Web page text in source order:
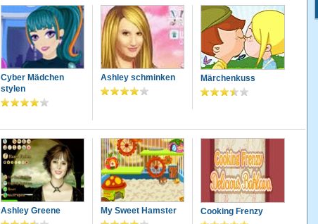
Cyber Mädchen
stylen
Ashley schminken Märchenkuss
Ashley Greene My Sweet Hamster Cooking Frenzy